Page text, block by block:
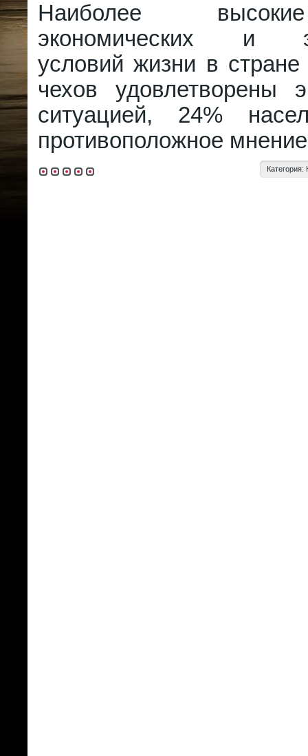
Наиболее
экономических и
условий жизни в
чехов удовлетворены
ситуацией, 24%
противоположное
Категория: